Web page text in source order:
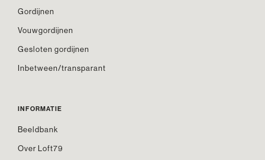
Gordijnen
Vouwgordijnen
Gesloten gordijnen
Inbetween/transparant
INFORMATIE
Beeldbank
Over Loft79